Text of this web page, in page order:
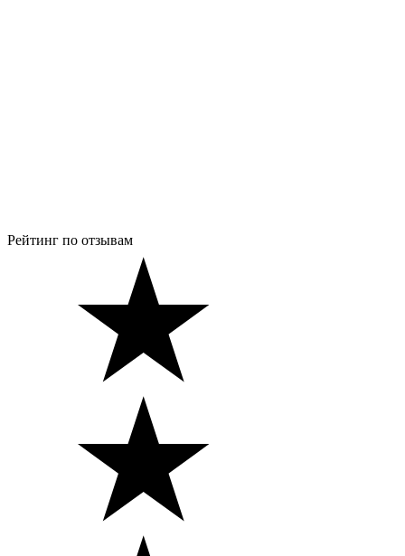
Рейтинг по отзывам